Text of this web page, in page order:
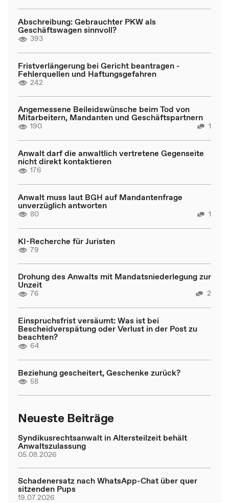
Abschreibung: Gebrauchter PKW als
Geschäftswagen sinnvoll?
393
Fristverlängerung bei Gericht beantragen -
Fehlerquellen und Haftungsgefahren
242
Angemessene Beileidswünsche beim Tod von
Mitarbeitern, Mandanten und Geschäftspartnern
190 1
Anwalt darf die anwaltlich vertretene Gegenseite
nicht direkt kontaktieren
176
Anwalt muss laut BGH auf Mandantenfrage
unverzüglich antworten
80 1
KI-Recherche für Juristen
79
Drohung des Anwalts mit Mandatsniederlegung zur
Unzeit
76 2
Einspruchsfrist versäumt: Was ist bei
Bescheidverspätung oder Verlust in der Post zu
beachten?
64
Beziehung gescheitert, Geschenke zurück?
58
Neueste Beiträge
Syndikusrechtsanwalt in Altersteilzeit behält
Anwaltszulassung
05.08.2026
Schadenersatz nach WhatsApp-Chat über quer
sitzenden Pups
19.07.2026